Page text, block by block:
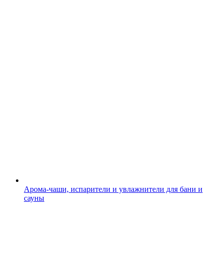
Арома-чаши, испарители и увлажнители для бани и
сауны